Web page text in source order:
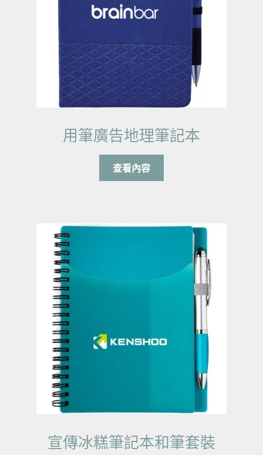
用筆廣告地理筆記本
查看內容
宣傳冰糕筆記本和筆套裝